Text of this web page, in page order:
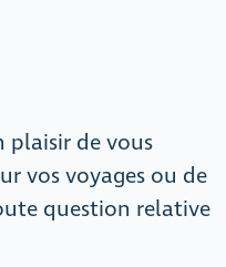
plaisir de vous
vos voyages ou de
question relative